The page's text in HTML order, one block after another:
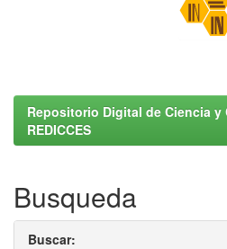
Repositorio Digital de Ciencia y
REDICCES
Busqueda
Buscar: